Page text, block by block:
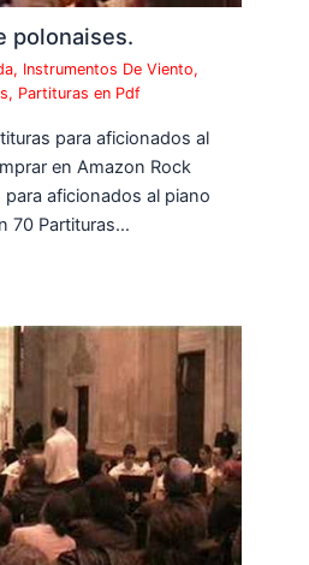
polonaises.
, Instrumentos De Viento,
, Partituras en Pdf
para aficionados al
en Amazon Rock
aficionados al piano
70 Partituras…